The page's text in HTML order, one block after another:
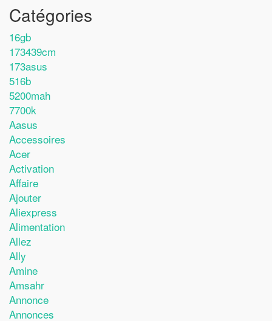
Catégories
16gb
173439cm
173asus
516b
5200mah
7700k
Aasus
Accessoires
Acer
Activation
Affaire
Ajouter
Aliexpress
Alimentation
Allez
Ally
Amine
Amsahr
Annonce
Annonces